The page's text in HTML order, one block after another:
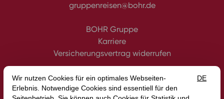
gruppenreisen@bohr.de
BOHR Gruppe
Karriere
Versicherungsvertrag widerrufen
DatenschutzImpressumGutscheineAGB
Erklärung zur BarrierefreiheitMedia Blog